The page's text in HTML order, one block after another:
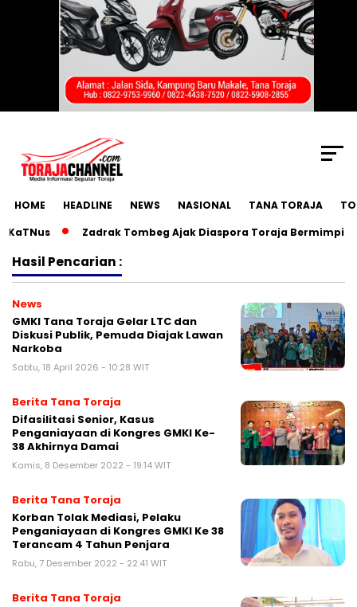
HOME HEADLINE NEWS NASIONAL TANA TORAJA
Zadrak Tombeg Ajak Diaspora Toraja Bermimpi Besar
Hasil Pencarian :
News
GMKI Tana Toraja Gelar LTC dan
Diskusi Publik, Pemuda Diajak Lawan
Narkoba
Sabtu, 18 April 2026 - 10:28 WIT
Berita Tana Toraja
Difasilitasi Senior, Kasus
Penganiayaan di Kongres GMKI Ke-
38 Akhirnya Damai
Kamis, 8 Desember 2022 - 19:14 WIT
Berita Tana Toraja
Korban Tolak Mediasi, Pelaku
Penganiayaan di Kongres GMKI Ke 38
Terancam 4 Tahun Penjara
Rabu, 7 Desember 2022 - 22:41 WIT
Berita Tana Toraja